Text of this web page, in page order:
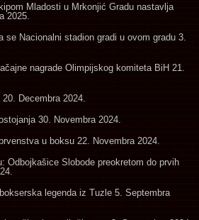
Mladosti u Mrkonjić Gradu nastavlja
2025.
se Nacionalni stadion gradi u ovom gradu 3.
nagrade Olimpijskog komiteta BiH 21.
20. Decembra 2024.
30. Novembra 2024.
u boksu 22. Novembra 2024.
Odbojkašice Slobode preokretom do prvih
legenda iz Tuzle 5. Septembra